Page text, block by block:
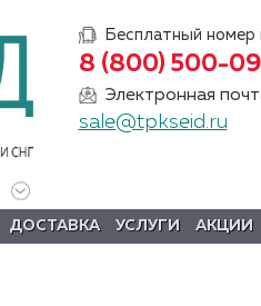
Бесплатный
8 (800) 500-
Электронная
sale@tpkseid.ru
ДОСТАВКА УСЛУГИ АКЦИИ